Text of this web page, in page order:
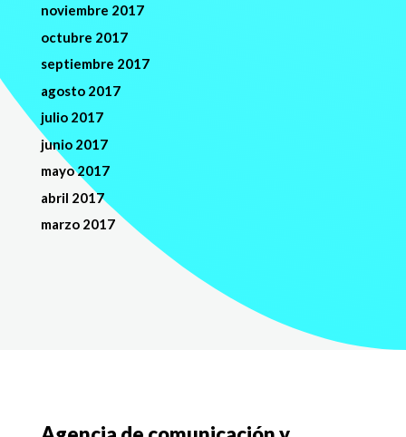
noviembre 2017
octubre 2017
septiembre 2017
agosto 2017
julio 2017
junio 2017
mayo 2017
abril 2017
marzo 2017